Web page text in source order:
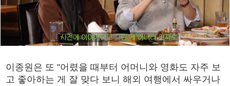
이종원은 또 "어렸을 때부터 어머니와 영화도 자주 보
고 좋아하는 게 잘 맞다 보니 해외 여행에서 싸우거나